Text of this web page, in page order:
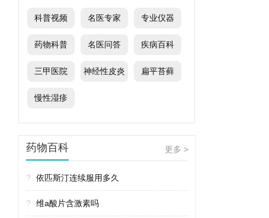
科普视频 名医专家 专业仪器
药物科普 名医问答 疾病百科
三甲医院 神经性皮炎 扁平苔藓
慢性湿疹
药物百科 更多 >
? 依匹斯汀连续服用多久
? 维a酸片含激素吗